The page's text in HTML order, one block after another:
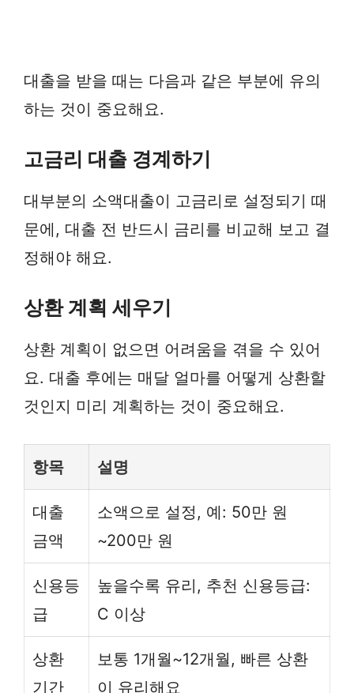
대출을 받을 때는 다음과 같은 부분에 유의
하는 것이 중요해요.
고금리 대출 경계하기
대부분의 소액대출이 고금리로 설정되기 때
문에, 대출 전 반드시 금리를 비교해 보고 결
정해야 해요.
상환 계획 세우기
상환 계획이 없으면 어려움을 겪을 수 있어
요. 대출 후에는 매달 얼마를 어떻게 상환할
것인지 미리 계획하는 것이 중요해요.
항목 설명
대출
금액
소액으로 설정, 예: 50만 원
~200만 원
신용등
급
높을수록 유리, 추천 신용등급:
C 이상
상환
기간
보통 1개월~12개월, 빠른 상환
이 유리해요